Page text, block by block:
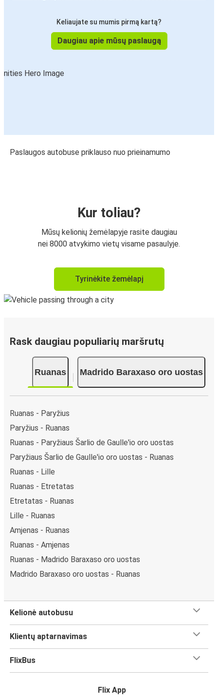
Keliaujate su mumis pirmą kartą?
Daugiau apie mūsų paslaugą
Paslaugos autobuse priklauso nuo prieinamumo
Kur toliau?
Mūsų kelionių žemėlapyje rasite daugiau
nei 8000 atvykimo vietų visame pasaulyje.
Tyrinėkite žemėlapį
Rask daugiau populiarių maršrutų
Ruanas Madrido Baraxaso oro uostas
Ruanas - Paryžius
Paryžius - Ruanas
Ruanas - Paryžiaus Šarlio de Gaulle'io oro uostas
Paryžiaus Šarlio de Gaulle'io oro uostas - Ruanas
Ruanas - Lille
Ruanas - Etretatas
Etretatas - Ruanas
Lille - Ruanas
Amjenas - Ruanas
Ruanas - Amjenas
Ruanas - Madrido Baraxaso oro uostas
Madrido Baraxaso oro uostas - Ruanas
Kelionė autobusu
Klientų aptarnavimas
FlixBus
Flix App